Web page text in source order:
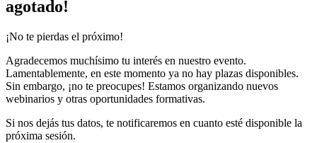
agotado!
¡No te pierdas el próximo!
Agradecemos muchísimo tu interés en nuestro evento.
Lamentablemente, en este momento ya no hay plazas disponibles.
Sin embargo, ¡no te preocupes! Estamos organizando nuevos
webinarios y otras oportunidades formativas.
Si nos dejás tus datos, te notificaremos en cuanto esté disponible la
próxima sesión.